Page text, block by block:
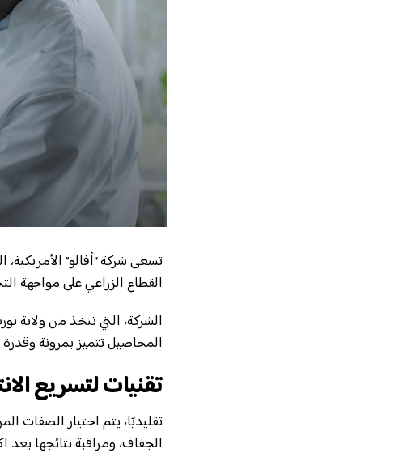
تسعى شركة “أفالو”
القطاع الزراعي على مواجهة
الشركة، التي تتخذ من ولاية
المحاصيل تتميز بمرونة
تقنيات لتسريع
تقليديًا، يتم اختيار الصفات
الجفاف، ومراقبة نتائجها